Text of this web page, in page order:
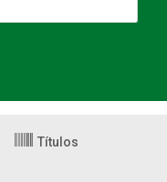
Títulos